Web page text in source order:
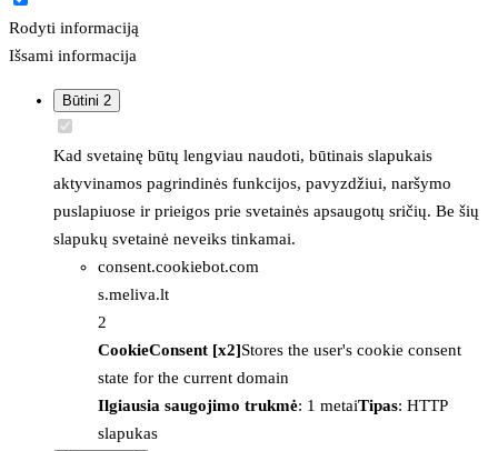
Rodyti informaciją
Išsami informacija
Būtini 2
Kad svetainę būtų lengviau naudoti, būtinais slapukais
aktyvinamos pagrindinės funkcijos, pavyzdžiui, naršymo
puslapiuose ir prieigos prie svetainės apsaugotų sričių. Be šių
slapukų svetainė neveiks tinkamai.
consent.cookiebot.com
s.meliva.lt
2
CookieConsent [x2]Stores the user's cookie consent
state for the current domain
Ilgiausia saugojimo trukmė: 1 metaiTipas: HTTP
slapukas